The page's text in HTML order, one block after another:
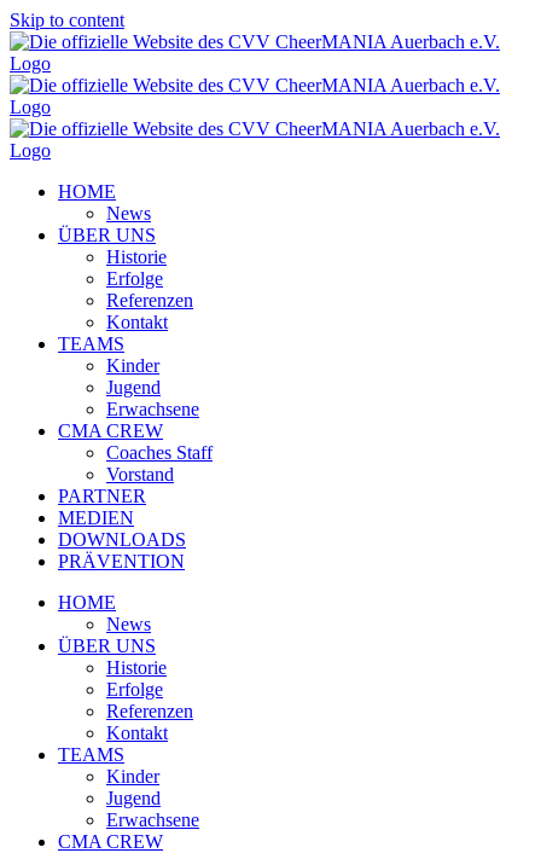
Skip to content
HOME
News
ÜBER UNS
Historie
Erfolge
Referenzen
Kontakt
TEAMS
Kinder
Jugend
Erwachsene
CMA CREW
Coaches Staff
Vorstand
PARTNER
MEDIEN
DOWNLOADS
PRÄVENTION
HOME
News
ÜBER UNS
Historie
Erfolge
Referenzen
Kontakt
TEAMS
Kinder
Jugend
Erwachsene
CMA CREW